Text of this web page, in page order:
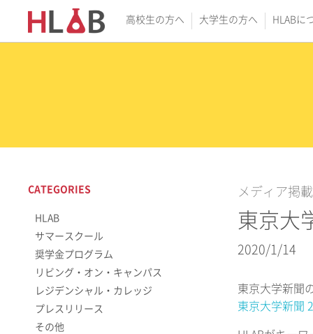
高校生の方へ 大学生の方へ HLABに
メディア掲載
東京大
2020/1/14
東京大学新聞
東京大学新聞
CATEGORIES
HLAB
サマースクール
奨学金プログラム
リビング・オン・キャンパス
レジデンシャル・カレッジ
プレスリリース
その他